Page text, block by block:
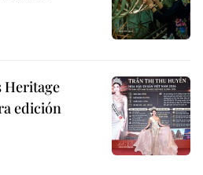
Heritage
edición